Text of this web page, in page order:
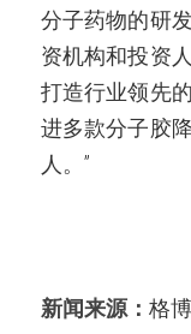
分子药物的研
资机构和投资
打造行业领先
进多款分子胶
人。”
新闻来源： 格